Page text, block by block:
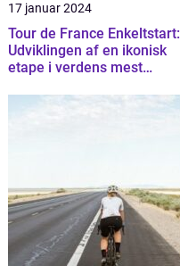
17 januar 2024
Tour de France Enkeltstart:
Udviklingen af en ikonisk
etape i verdens mest